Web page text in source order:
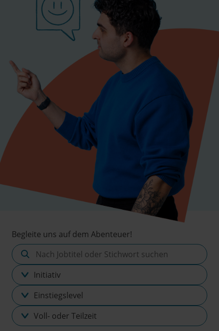
Begleite uns auf dem Abenteuer!
Nach
Jobtitel
oder
Stichwort
suchen
Alle
Bereiche
Einstiegslevel
Voll-
oder
Teilzeit